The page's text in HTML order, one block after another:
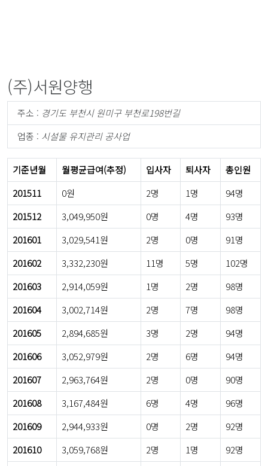
(주)서원양행
주소 : 경기도 부천시 원미구 부천로198번길
업종 : 시설물 유지관리 공사업
기준년월 월평균급여(추정) 입사자 퇴사자
총인원
201511
0원 2명 1명
94명
201512
3,049,950원 0명 4명
93명
201601
3,029,541원 2명 0명
91명
201602
3,332,230원 11명 5명
102명
201603
2,914,059원 1명 2명
98명
201604
3,002,714원 2명 7명
98명
201605
2,894,685원 3명 2명
94명
201606
3,052,979원 2명 6명
94명
201607
2,963,764원 2명 0명
90명
201608
3,167,484원 6명 4명
96명
201609
2,944,933원 0명 2명
92명
201610
3,059,768원 2명 1명
92명